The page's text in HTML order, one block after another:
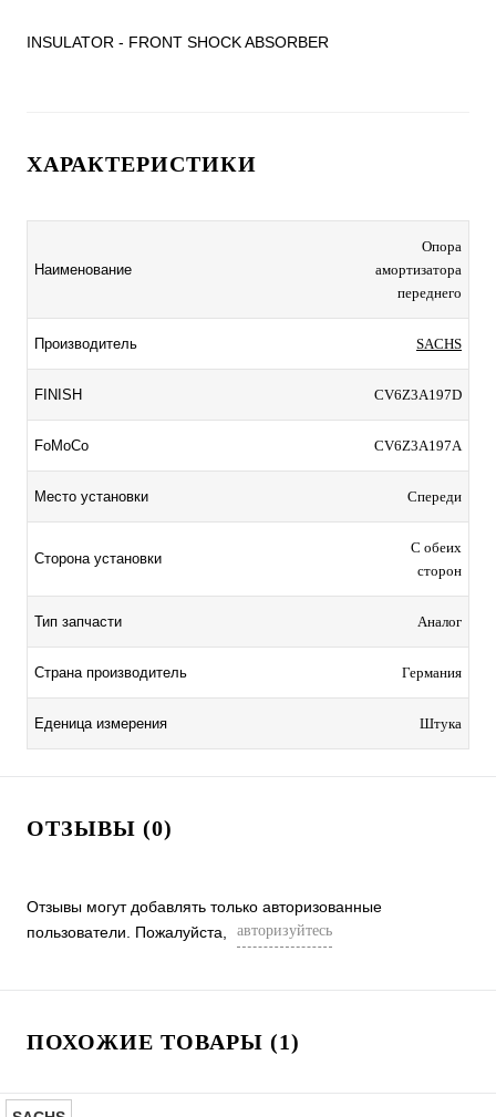
INSULATOR - FRONT SHOCK ABSORBER
ХАРАКТЕРИСТИКИ
Наименование
Опора
амортизатора
переднего
Производитель SACHS
FINISH CV6Z3A197D
FoMoCo CV6Z3A197A
Место установки Спереди
Сторона установки
С обеих
сторон
Тип запчасти Аналог
Страна производитель Германия
Еденица измерения Штука
ОТЗЫВЫ (0)
Отзывы могут добавлять только авторизованные
пользователи. Пожалуйста,
авторизуйтесь
ПОХОЖИЕ ТОВАРЫ (1)